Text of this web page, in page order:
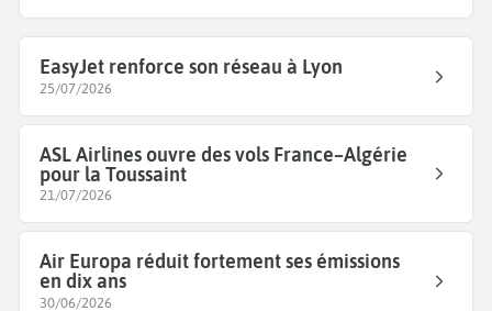
EasyJet renforce son réseau à Lyon
25/07/2026
ASL Airlines ouvre des vols France–Algérie
pour la Toussaint
21/07/2026
Air Europa réduit fortement ses émissions
en dix ans
30/06/2026